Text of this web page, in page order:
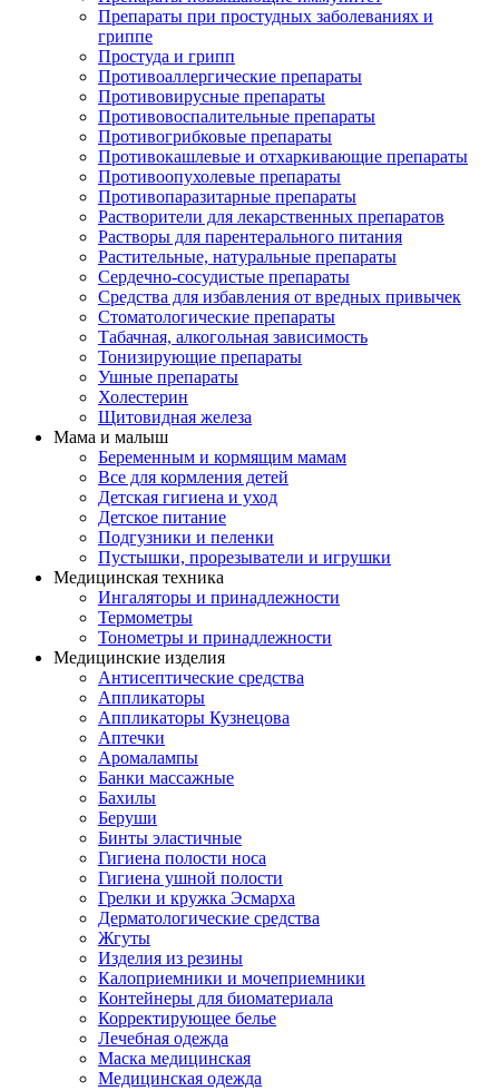
Препараты при простудных заболеваниях и
гриппе
Простуда и грипп
Противоаллергические препараты
Противовирусные препараты
Противовоспалительные препараты
Противогрибковые препараты
Противокашлевые и отхаркивающие препараты
Противоопухолевые препараты
Противопаразитарные препараты
Растворители для лекарственных препаратов
Растворы для парентерального питания
Растительные, натуральные препараты
Сердечно-сосудистые препараты
Средства для избавления от вредных привычек
Стоматологические препараты
Табачная, алкогольная зависимость
Тонизирующие препараты
Ушные препараты
Холестерин
Щитовидная железа
Мама и малыш
Беременным и кормящим мамам
Все для кормления детей
Детская гигиена и уход
Детское питание
Подгузники и пеленки
Пустышки, прорезыватели и игрушки
Медицинская техника
Ингаляторы и принадлежности
Термометры
Тонометры и принадлежности
Медицинские изделия
Антисептические средства
Аппликаторы
Аппликаторы Кузнецова
Аптечки
Аромалампы
Банки массажные
Бахилы
Беруши
Бинты эластичные
Гигиена полости носа
Гигиена ушной полости
Грелки и кружка Эсмарха
Дерматологические средства
Жгуты
Изделия из резины
Калоприемники и мочеприемники
Контейнеры для биоматериала
Корректирующее белье
Лечебная одежда
Маска медицинская
Медицинская одежда